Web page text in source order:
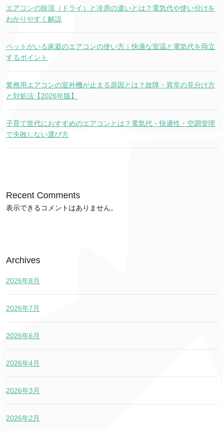
エアコンの除湿（ドライ）と冷房の違いとは？電気代や使い分けを
わかりやすく解説
ペットがいる家庭のエアコンの使い方｜快適な室温と電気代を両立
するポイント
業務用エアコンの室外機が止まる原因とは？故障・異常の見分け方
と対処法【2026年版】
子育て世代におすすめのエアコンとは？電気代・快適性・空調管理
で失敗しない選び方
Recent Comments
表示できるコメントはありません。
Archives
2026年8月
2026年7月
2026年6月
2026年4月
2026年3月
2026年2月